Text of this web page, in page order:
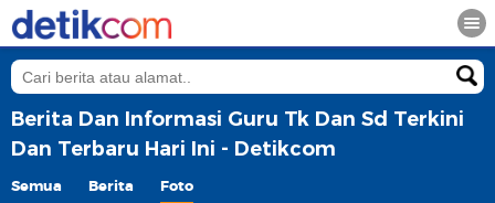
Berita Dan Informasi Guru Tk Dan Sd Terkini
Dan Terbaru Hari Ini - Detikcom
Semua Berita Foto